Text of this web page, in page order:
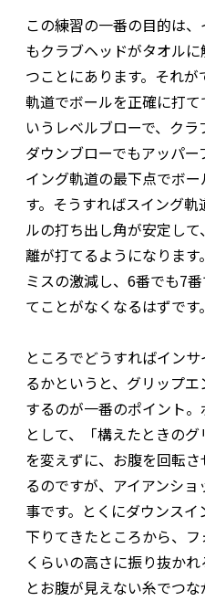
この練習の一番の目的は
もクラブヘッドがタオル
つことにあります。それ
軌道でボールを正確に打
いうレベルブローで、クラ
ダウンブローでもアッパ
イング軌道の最下点でボ
す。そうすればスイング
ルの打ち出し角が安定し
離が打てるようになりま
ミスの激減し、6番でも7
てことがなくなるはずです。
ところでどうすればイン
るかというと、グリップ
するのが一番のポイント
として、「構えたときの
を変えずに、お腹を回転
るのですが、アイアンシ
事です。とくにダウンス
下りてきたところから、
くらいの高さに振り抜か
とお腹が見えない糸でつ